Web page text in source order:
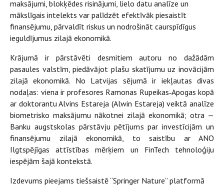
maksājumi, blokķēdes risinājumi, lielo datu analīze un
mākslīgais intelekts var palīdzēt efektīvāk piesaistīt
finansējumu, pārvaldīt riskus un nodrošināt caurspīdīgus
ieguldījumus zilajā ekonomikā.
Krājumā ir pārstāvēti desmitiem autoru no dažādām
pasaules valstīm, piedāvājot plašu skatījumu uz inovācijām
zilajā ekonomikā. No Latvijas sējumā ir iekļautas divas
nodaļas: viena ir profesores Ramonas Rupeikas‑Apogas kopā
ar doktorantu Alvins Estareja (Alwin Estareja) veiktā analīze
biometrisko maksājumu nākotnei zilajā ekonomikā; otra —
Banku augstskolas pārstāvju pētījums par investīcijām un
finansējumu zilajā ekonomikā, to saistību ar ANO
Ilgtspējīgas attīstības mērķiem un FinTech tehnoloģiju
iespējām šajā kontekstā.
Izdevums pieejams tiešsaistē “Springer Nature” platformā